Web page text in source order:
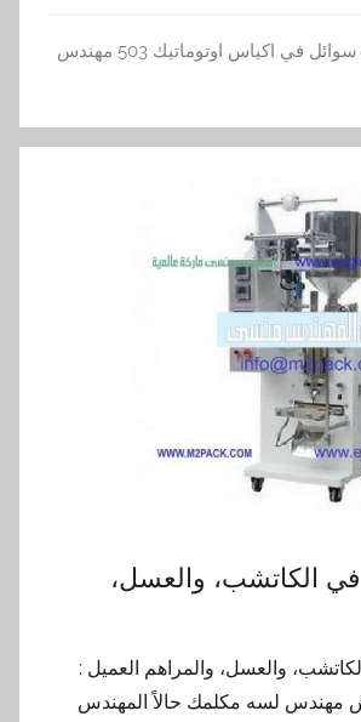
ماكينات تعبئة سوائل في اكياس اوتوماتيك 503 مهندس
في الكاتشب، والعسل،
والعسل، والمراهم العميل :
مهندس لسه مكلمك حالاً المهندس